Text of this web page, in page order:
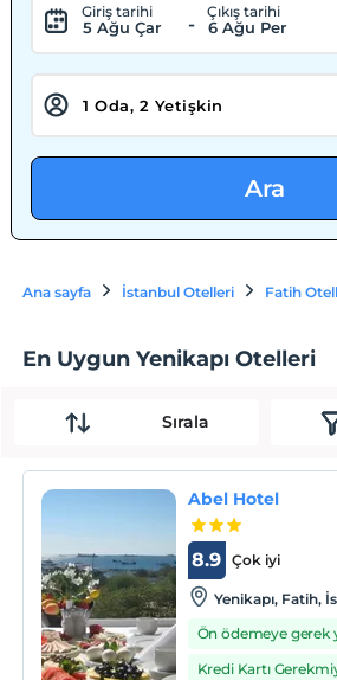
Giriş tarihi
5 Ağu Çar -
Çıkış tarihi
6 Ağu Per
Ara
Ana sayfa İstanbul Otelleri Fatih
En Uygun Yenikapı Otelleri
Sırala
Abel Hotel
Çok iyi
8.9
Yenikapı, Fatih,
Ön ödemeye gerek
Kredi Kartı